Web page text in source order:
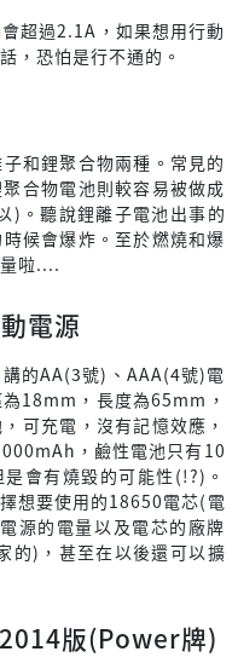
超過2.1A，如果想用行動
，恐怕是行不通的。
和鋰聚合物兩種。常見的
合物電池則較容易被做成
)。聽說鋰離子電池出事的
候會爆炸。至於燃燒和爆
啦....
電源
的AA(3號)、AAA(4號)電
18mm，長度為65mm，
可充電，沒有記憶效應，
，鹼性電池只有10
會有燒毀的可能性(!?)。
想要使用的18650電芯(電
源的電量以及電芯的廠牌
的)，甚至在以後還可以擴
版(Power牌)